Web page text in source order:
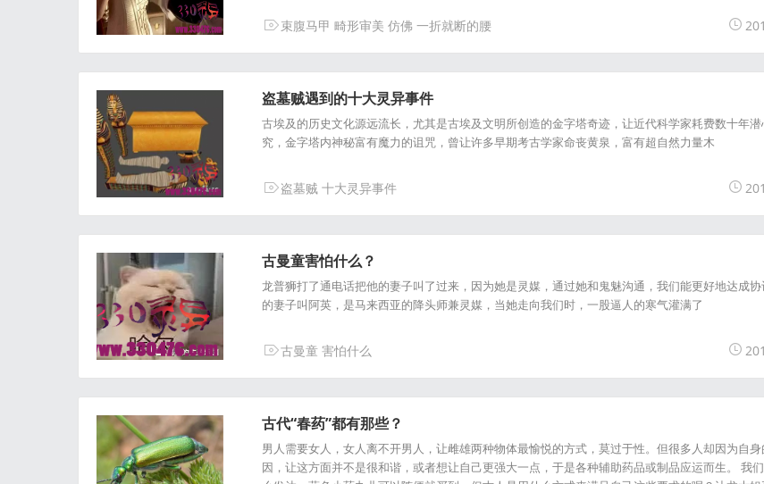
束腹马甲 畸形审美 仿佛 一折就断的腰
盗墓贼遇到的十大灵异事件
古埃及的历史文化源远流长，尤其是古埃及文明所创造的金字塔奇迹，让近代科学家耗费数十年潜
究，金字塔内神秘富有魔力的诅咒，曾让许多早期考古学家命丧黄泉，富有超自然力量木
盗墓贼 十大灵异事件
古曼童害怕什么？
龙普狮打了通电话把他的妻子叫了过来，因为她是灵媒，通过她和鬼魅沟通，我们能更好地达成
的妻子叫阿英，是马来西亚的降头师兼灵媒，当她走向我们时，一股逼人的寒气灌满了
古曼童 害怕什么
古代“春药”都有那些？
男人需要女人，女人离不开男人，让雌雄两种物体最愉悦的方式，莫过于性。但很多人却因为自
因，让这方面并不是很和谐，或者想让自己更强大一点，于是各种辅助药品或制品应运而生。 我